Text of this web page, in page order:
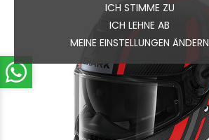
ICH STIMME ZU
ICH LEHNE AB
MEINE EINSTELLUNGEN ÄNDERN